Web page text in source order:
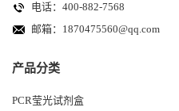
电话：400-882-7568
邮箱： 1870475560@qq.com
产品分类
PCR莹光试剂盒